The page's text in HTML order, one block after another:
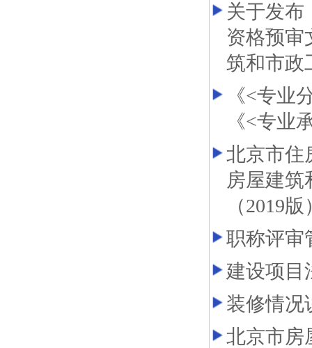
关于发布
资格预审
筑和市政
《<专业
《<专业
北京市住
房屋建筑
（2019
职称评审
建设项目
装修情况
北京市房